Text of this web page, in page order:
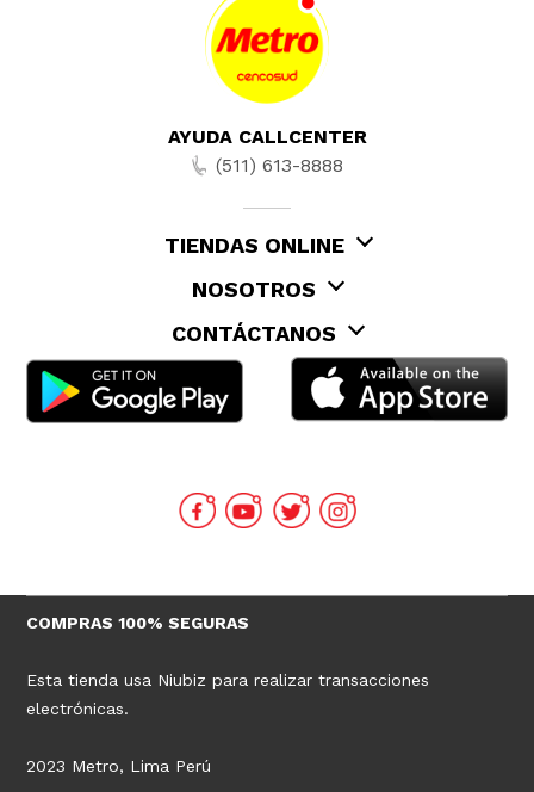
AYUDA CALLCENTER
(511) 613-8888
TIENDAS ONLINE
NOSOTROS
CONTÁCTANOS
COMPRAS 100% SEGURAS
Esta tienda usa Niubiz para realizar transacciones
electrónicas.
2023 Metro, Lima Perú